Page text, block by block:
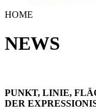
HOME
NEWS
PUNKT, LINIE,
DER